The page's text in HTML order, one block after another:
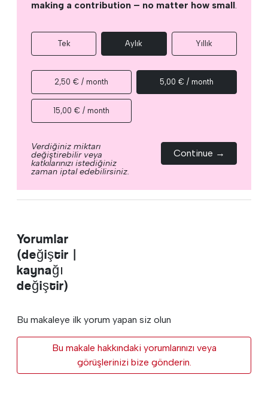
making a contribution – no matter how small.
Tek Aylık Yıllık
2,50 € / month 5,00 € / month
15,00 € / month
Verdiğiniz miktarı
değiştirebilir veya
katkılarınızı istediğiniz
zaman iptal edebilirsiniz.
Continue →
Yorumlar
(değiştir |
kaynağı
değiştir)
Bu makaleye ilk yorum yapan siz olun
Bu makale hakkındaki yorumlarınızı veya
görüşlerinizi bize gönderin.